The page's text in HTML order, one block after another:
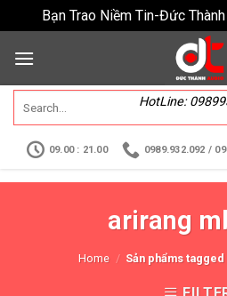
Bạn Trao Niềm Tin-Đức Thành
HotLine:
09.00 : 21.00 0989.932.092 /
arirang
Home / Sản phẩms